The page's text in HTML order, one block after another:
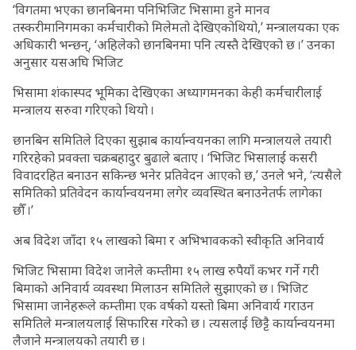
‘विगतमा भएका छानबिनमा पनिभिजिट भिसामा हुने मानव
तस्करीमानिगमका कर्मचारीको मिलेमतो देखिएकोथियो,’ मन्त्रालयका एक
अधिकारी भन्छन्, ‘अहिलेको छानबिनमा पनि त्यस्तै देखिएको छ ।’ उनका
अनुसार यसअघि भिजिट
भिसामा शंकास्पद भूमिका देखिएका अध्यागमनका केही कर्मचारीलाई
मन्त्रालय सरुवा गरिएको थियो ।
छानबिन समितिले दिएका सुझाब कार्यान्वयनका लागि मन्त्रालयले तयारी
गरिरहेको प्रवक्ता चक्रबहादुर बुढाले बताए । ‘भिजिट भिसालाई कसरी
विवादरहित बनाउन सकिन्छ भनेर प्रतिवेदन आएको छ,’ उनले भने, ‘त्यसैले
समितिको प्रतिवेदन कार्यान्वयनमा लगेर व्यवस्थित बनाउनेतर्फ लागेका
छौँ ।’
अब विदेश जाँदा १५ लाखको बिमा र अभिभावकको स्वीकृति अनिवार्य
भिजिट भिसामा विदेश जानेले कम्तीमा १५ लाख रुपैयाँ कभर गर्ने गरी
बिमाको अनिवार्य व्यवस्था मिलाउन समितिले सुझाएको छ । भिजिट
भिसामा जानेहरूले कम्तीमा एक वर्षको यस्तो बिमा अनिवार्य गराउन
समितिले मन्त्रालयलाई सिफारिस गरेको छ । त्यसलाई छिट्टै कार्यान्वयनमा
लैजाने मन्त्रालयको तयारी छ ।